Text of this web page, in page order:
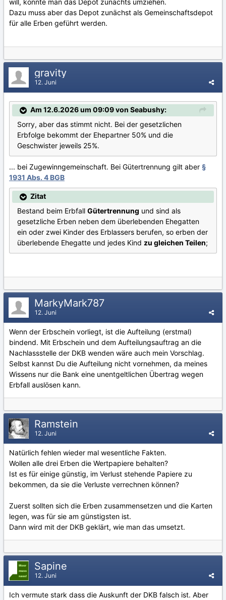
Dazu muss aber das Depot zunächst als Gemeinschaftsdepot
für alle Erben geführt werden.
gravity
12. Juni
Am 12.6.2026 um 09:09 von Seabushy:
Sorry, aber das stimmt nicht. Bei der gesetzlichen
Erbfolge bekommt der Ehepartner 50% und die
Geschwister jeweils 25%.
... bei Zugewinngemeinschaft. Bei Gütertrennung gilt aber §
1931 Abs. 4 BGB
Zitat
Bestand beim Erbfall Gütertrennung und sind als
gesetzliche Erben neben dem überlebenden Ehegatten
ein oder zwei Kinder des Erblassers berufen, so erben der
überlebende Ehegatte und jedes Kind zu gleichen Teilen;
MarkyMark787
12. Juni
Wenn der Erbschein vorliegt, ist die Aufteilung (erstmal)
bindend. Mit Erbschein und dem Aufteilungsauftrag an die
Nachlassstelle der DKB wenden wäre auch mein Vorschlag.
Selbst kannst Du die Aufteilung nicht vornehmen, da meines
Wissens nur die Bank eine unentgeltlichen Übertrag wegen
Erbfall auslösen kann.
Ramstein
12. Juni
Natürlich fehlen wieder mal wesentliche Fakten.
Wollen alle drei Erben die Wertpapiere behalten?
Ist es für einige günstig, im Verlust stehende Papiere zu
bekommen, da sie die Verluste verrechnen können?
Zuerst sollten sich die Erben zusammensetzen und die Karten
legen, was für sie am günstigsten ist.
Dann wird mit der DKB geklärt, wie man das umsetzt.
Sapine
12. Juni
Ich vermute stark dass die Auskunft der DKB falsch ist. Aber